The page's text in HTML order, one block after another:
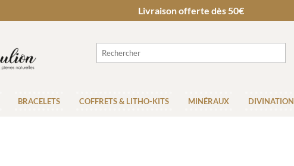
Livraison offerte dès 50€
BRACELETS COFFRETS & LITHO-KITS MINÉRAUX DIVINATION